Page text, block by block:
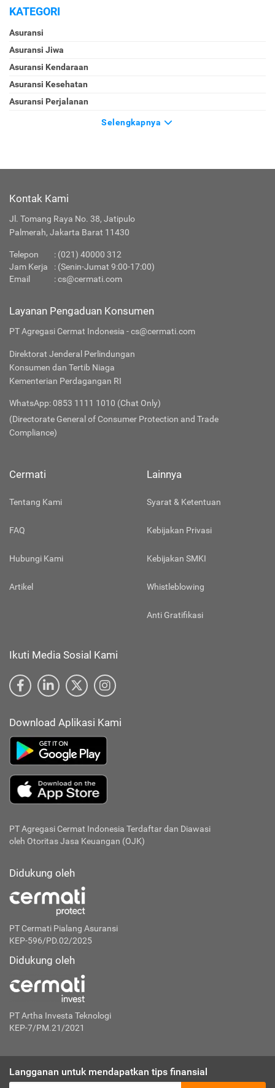
KATEGORI
Asuransi
Asuransi Jiwa
Asuransi Kendaraan
Asuransi Kesehatan
Asuransi Perjalanan
Selengkapnya
Kontak Kami
Jl. Tomang Raya No. 38, Jatipulo
Palmerah, Jakarta Barat 11430
Telepon : (021) 40000 312
Jam Kerja
: (Senin-Jumat 9:00-17:00)
Email
:cs@cermati.com
Layanan Pengaduan Konsumen
PT Agregasi Cermat Indonesia - cs@cermati.com
Direktorat Jenderal Perlindungan
Konsumen dan Tertib Niaga
Kementerian Perdagangan RI
WhatsApp: 0853 1111 1010 (Chat Only)
(Directorate General of Consumer Protection and Trade
Compliance)
Cermati
Tentang Kami
FAQ
Hubungi Kami
Artikel
Lainnya
Syarat & Ketentuan
Kebijakan Privasi
Kebijakan SMKI
Whistleblowing
Anti Gratifikasi
Ikuti Media Sosial Kami
Download Aplikasi Kami
PT Agregasi Cermat Indonesia Terdaftar dan Diawasi
oleh Otoritas Jasa Keuangan (OJK)
Didukung oleh
PT Cermati Pialang Asuransi
KEP-596/PD.02/2025
Didukung oleh
PT Artha Investa Teknologi
KEP-7/PM.21/2021
Langganan untuk mendapatkan tips finansial